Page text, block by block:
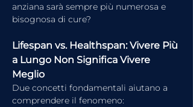
anziana sarà sempre più numerosa e
bisognosa di cure?
Lifespan vs. Healthspan: Vivere Più
a Lungo Non Significa Vivere
Meglio
Due concetti fondamentali aiutano a
comprendere il fenomeno: